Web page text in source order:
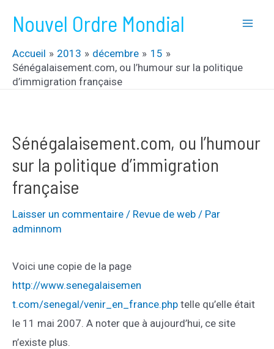
contenu
Nouvel Ordre Mondial
Accueil 2013 décembre
15
Sénégalaisement.com, ou l’humour sur la politique
d’immigration française
Sénégalaisement.com, ou l’humour
sur la politique d’immigration
française
Laisser un commentaire / Revue de web / Par
adminnom
Voici une copie de la page
http://www.senegalaisemen
t.com/senegal/venir_en_france.php telle qu’elle était
le 11 mai 2007. A noter que à aujourd’hui, ce site
n’existe plus.